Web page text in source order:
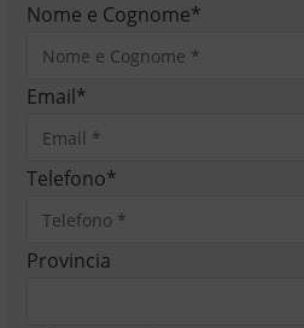
Nome e Cognome*
Email*
Telefono*
Provincia